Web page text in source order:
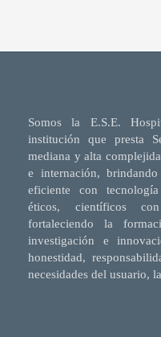
Somos la E.S.E.
institución que presta
mediana y alta
e internación,
eficiente con
éticos, científicos
fortaleciendo la
investigación e
honestidad,
necesidades del usuario,